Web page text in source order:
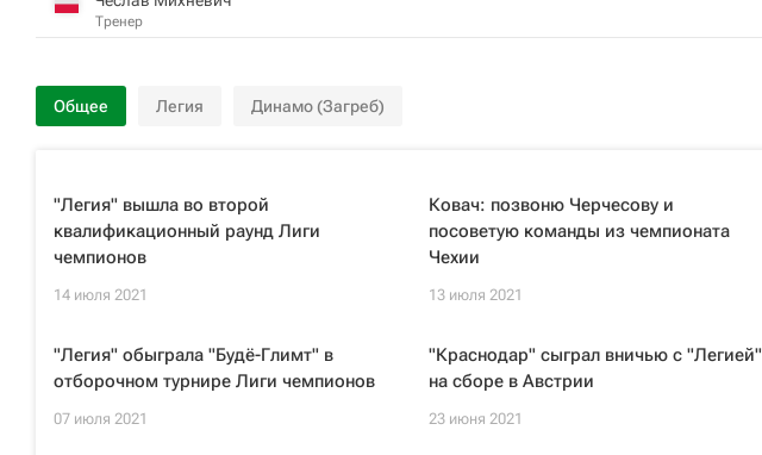
Тренер
Общее Легия Динамо (Загреб)
"Легия" вышла во второй
квалификационный раунд Лиги
чемпионов
14 июля 2021
Ковач: позвоню Черчесову и
посоветую команды из чемпионата
Чехии
13 июля 2021
"Легия" обыграла "Будё-Глимт" в
отборочном турнире Лиги чемпионов
07 июля 2021
"Краснодар" сыграл вничью с "Легией"
на сборе в Австрии
23 июня 2021